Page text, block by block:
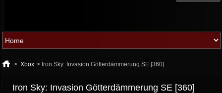
> Xbox > Iron Sky: Invasion Götterdämmerung SE [360]
Iron Sky: Invasion Götterdämmerung SE [360]